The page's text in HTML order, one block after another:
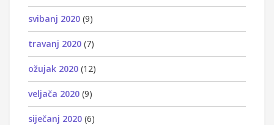
svibanj 2020 (9)
travanj 2020 (7)
ožujak 2020 (12)
veljača 2020 (9)
siječanj 2020 (6)